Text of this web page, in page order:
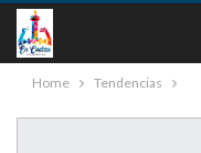
Home Tendencias